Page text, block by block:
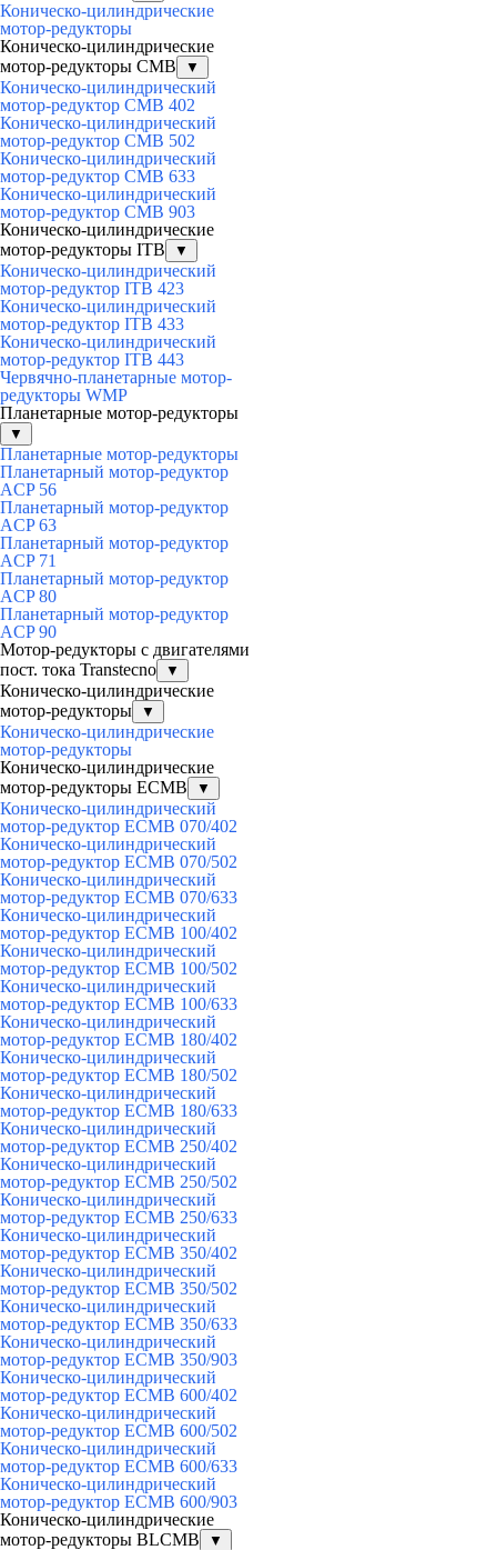
Коническо-цилиндрические
мотор-редукторы
Коническо-цилиндрические
мотор-редукторы CMB
▼
Коническо-цилиндрический
мотор-редуктор CMB 402
Коническо-цилиндрический
мотор-редуктор CMB 502
Коническо-цилиндрический
мотор-редуктор CMB 633
Коническо-цилиндрический
мотор-редуктор CMB 903
Коническо-цилиндрические
мотор-редукторы ITB
▼
Коническо-цилиндрический
мотор-редуктор ITB 423
Коническо-цилиндрический
мотор-редуктор ITB 433
Коническо-цилиндрический
мотор-редуктор ITB 443
Червячно-планетарные мотор-
редукторы WMP
Планетарные мотор-редукторы
▼
Планетарные мотор-редукторы
Планетарный мотор-редуктор
ACP 56
Планетарный мотор-редуктор
ACP 63
Планетарный мотор-редуктор
ACP 71
Планетарный мотор-редуктор
ACP 80
Планетарный мотор-редуктор
ACP 90
Мотор-редукторы с двигателями
пост. тока Transtecno
▼
Коническо-цилиндрические
мотор-редукторы
▼
Коническо-цилиндрические
мотор-редукторы
Коническо-цилиндрические
мотор-редукторы ECMB
▼
Коническо-цилиндрический
мотор-редуктор ECMB 070/402
Коническо-цилиндрический
мотор-редуктор ECMB 070/502
Коническо-цилиндрический
мотор-редуктор ECMB 070/633
Коническо-цилиндрический
мотор-редуктор ECMB 100/402
Коническо-цилиндрический
мотор-редуктор ECMB 100/502
Коническо-цилиндрический
мотор-редуктор ECMB 100/633
Коническо-цилиндрический
мотор-редуктор ECMB 180/402
Коническо-цилиндрический
мотор-редуктор ECMB 180/502
Коническо-цилиндрический
мотор-редуктор ECMB 180/633
Коническо-цилиндрический
мотор-редуктор ECMB 250/402
Коническо-цилиндрический
мотор-редуктор ECMB 250/502
Коническо-цилиндрический
мотор-редуктор ECMB 250/633
Коническо-цилиндрический
мотор-редуктор ECMB 350/402
Коническо-цилиндрический
мотор-редуктор ECMB 350/502
Коническо-цилиндрический
мотор-редуктор ECMB 350/633
Коническо-цилиндрический
мотор-редуктор ECMB 350/903
Коническо-цилиндрический
мотор-редуктор ECMB 600/402
Коническо-цилиндрический
мотор-редуктор ECMB 600/502
Коническо-цилиндрический
мотор-редуктор ECMB 600/633
Коническо-цилиндрический
мотор-редуктор ECMB 600/903
Коническо-цилиндрические
мотор-редукторы BLCMB
▼